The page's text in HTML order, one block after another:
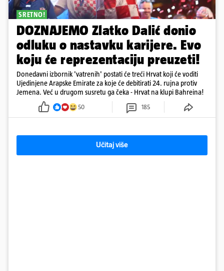
SRETNO!
DOZNAJEMO Zlatko Dalić donio
odluku o nastavku karijere. Evo
koju će reprezentaciju preuzeti!
Donedavni izbornik 'vatrenih' postati će treći Hrvat koji će voditi
Ujedinjene Arapske Emirate za koje će debitirati 24. rujna protiv
Jemena. Već u drugom susretu ga čeka - Hrvat na klupi Bahreina!
50 185
Učitaj više